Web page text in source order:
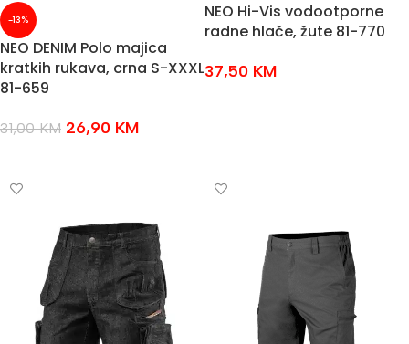
-13%
NEO DENIM Polo majica
kratkih rukava, crna S-XXXL
81-659
31,00KM 26,90 KM
NEO Hi-Vis vodootporne
radne hlače, žute 81-770
37,50 KM